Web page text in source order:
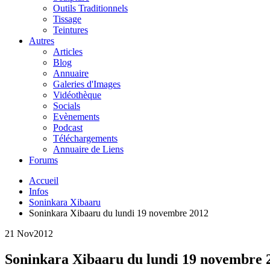
Outils Traditionnels
Tissage
Teintures
Autres
Articles
Blog
Annuaire
Galeries d'Images
Vidéothèque
Socials
Evènements
Podcast
Téléchargements
Annuaire de Liens
Forums
Accueil
Infos
Soninkara Xibaaru
Soninkara Xibaaru du lundi 19 novembre 2012
21 Nov2012
Soninkara Xibaaru du lundi 19 novembre